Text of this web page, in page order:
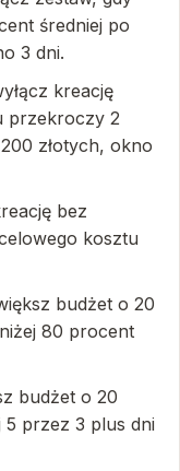
średniej po
3 dni.
kreację
przekroczy 2
złotych, okno
bez
kosztu
budżet o 20
80 procent
budżet o 20
5 przez 3 plus dni